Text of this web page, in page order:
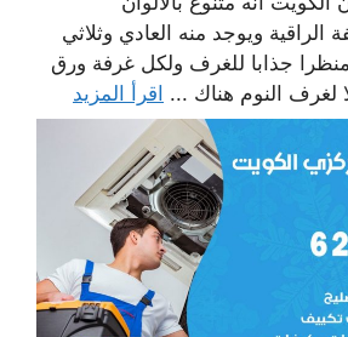
الراقية ويوجد منه العادي وثلاثي
منظرا جذابا للغرف ولكل غرفة ورق
لغرف النوم هناك ... اقرأ المزيد